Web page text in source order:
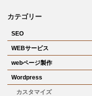
カテゴリー
SEO
WEBサービス
webページ製作
Wordpress
カスタマイズ